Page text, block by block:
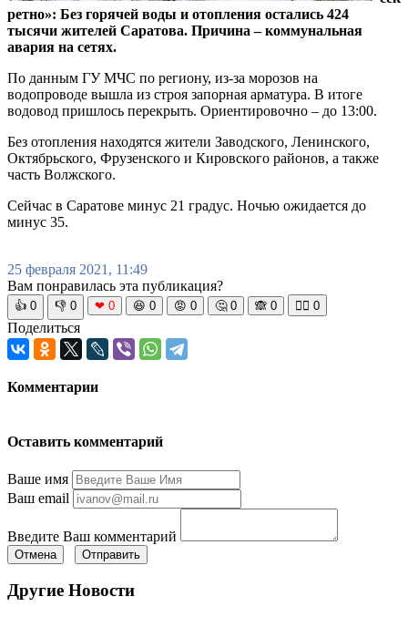
ретно»: Без горячей воды и отопления остались 424
тысячи жителей Саратова. Причина – коммунальная
авария на сетях.
По данным ГУ МЧС по региону, из-за морозов на
водопроводе вышла из строя запорная арматура. В итоге
водовод пришлось перекрыть. Ориентировочно – до 13:00.
Без отопления находятся жители Заводского, Ленинского,
Октябрьского, Фрузенского и Кировского районов, а также
часть Волжского.
Сейчас в Саратове минус 21 градус. Ночью ожидается до
минус 35.
25 февраля 2021, 11:49
Вам понравилась эта публикация?
👍 0 👎 0 ❤ 0 😆 0 😡 0 🤔 0 🙈 0 🧘‍♀️ 0
Поделиться
Комментарии
Оставить комментарий
Ваше имя
Ваш email
Введите Ваш комментарий
Отмена Отправить
Другие Новости